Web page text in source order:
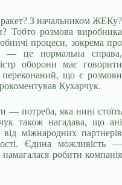
З начальником ЖЕКу?
Тобто розмова виробника
процеси, зокрема про
— це нормальна справа,
оборони має говорити
що є розмови
Кухарчук.
— потреба, яка нині стоїть
також нагадава, що ані
від міжнародних партнерів
Єдина можливість —
робити компанія